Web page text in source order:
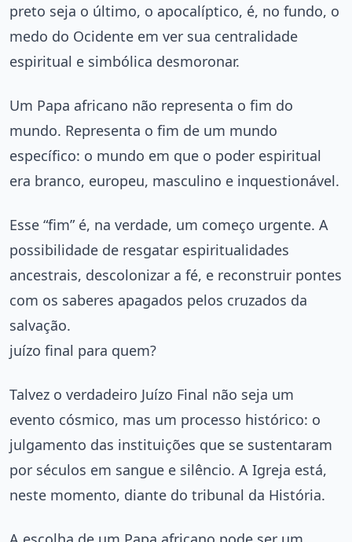
preto seja o último, o apocalíptico, é, no fundo, o
medo do Ocidente em ver sua centralidade
espiritual e simbólica desmoronar.
Um Papa africano não representa o fim do
mundo. Representa o fim de um mundo
específico: o mundo em que o poder espiritual
era branco, europeu, masculino e inquestionável.
Esse “fim” é, na verdade, um começo urgente. A
possibilidade de resgatar espiritualidades
ancestrais, descolonizar a fé, e reconstruir pontes
com os saberes apagados pelos cruzados da
salvação.
juízo final para quem?
Talvez o verdadeiro Juízo Final não seja um
evento cósmico, mas um processo histórico: o
julgamento das instituições que se sustentaram
por séculos em sangue e silêncio. A Igreja está,
neste momento, diante do tribunal da História.